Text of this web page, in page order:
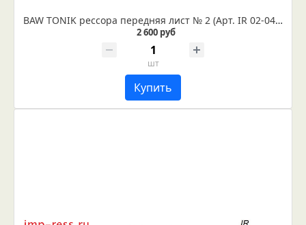
BAW TONIK рессора передняя лист № 2 (Арт. IR 02-04-02)
2 600 руб
шт
Купить